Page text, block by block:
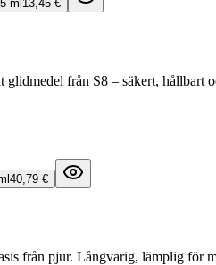
ml 13,45 €
glidmedel från S8 – säkert,
40,79 €
från pjur. Långvarig, lämplig för